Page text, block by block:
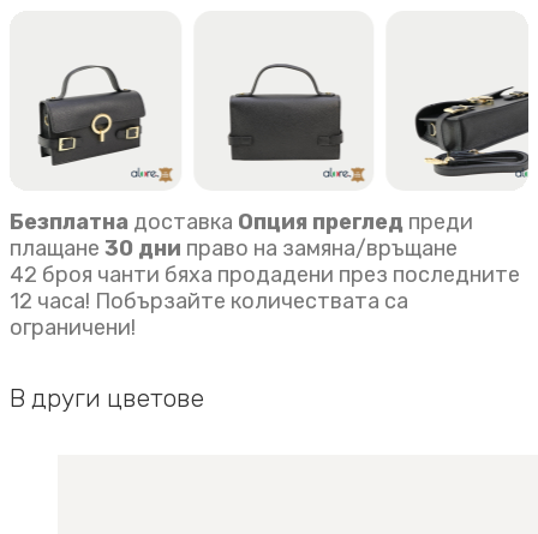
Безплатна доставка Опция преглед преди
плащане 30 дни право на замяна/връщане
42 броя чанти бяха продадени през последните
12 часа! Побързайте количествата са
ограничени!
В други цветове